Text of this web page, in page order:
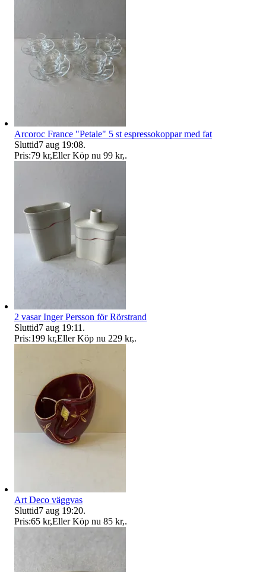
Arcoroc France "Petale" 5 st espressokoppar med fat
Sluttid7 aug 19:08.
Pris:79 kr,Eller Köp nu 99 kr,.
2 vasar Inger Persson för Rörstrand
Sluttid7 aug 19:11 .
Pris:199 kr,Eller Köp nu 229 kr,.
Art Deco väggvas
Sluttid7 aug 19:20.
Pris:65 kr,Eller Köp nu 85 kr,.